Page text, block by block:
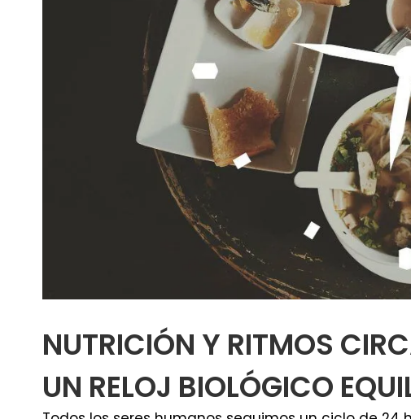
NUTRICIÓN Y RITMOS
UN RELOJ BIOLÓGICO